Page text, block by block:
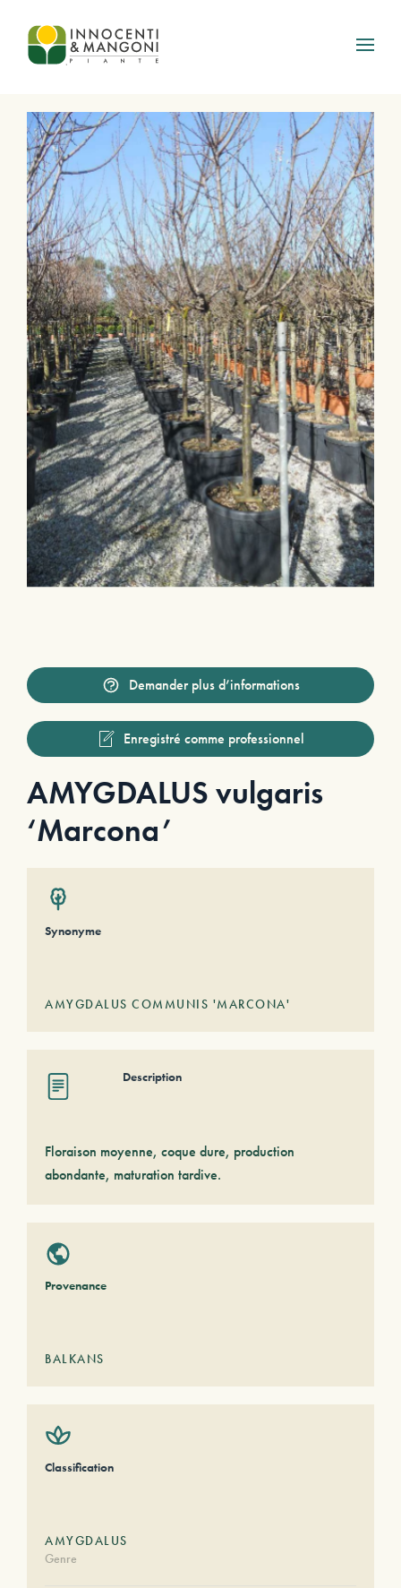
Skip to main content
Demander plus d’informations
Enregistré comme professionnel
AMYGDALUS vulgaris
‘Marcona’
Synonyme
AMYGDALUS COMMUNIS 'MARCONA'
Description
Floraison moyenne, coque dure, production
abondante, maturation tardive.
Provenance
BALKANS
Classification
AMYGDALUS
Genre